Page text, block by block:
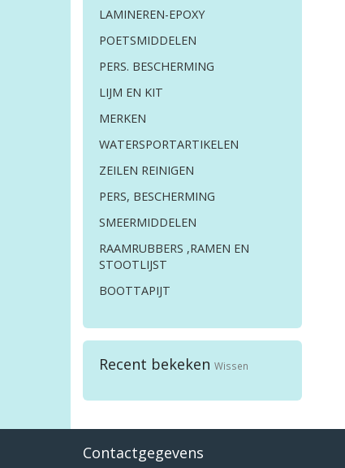
LAMINEREN-EPOXY
POETSMIDDELEN
PERS. BESCHERMING
LIJM EN KIT
MERKEN
WATERSPORTARTIKELEN
ZEILEN REINIGEN
PERS, BESCHERMING
SMEERMIDDELEN
RAAMRUBBERS ,RAMEN EN
STOOTLIJST
BOOTTAPIJT
Recent bekeken Wissen
Contactgegevens